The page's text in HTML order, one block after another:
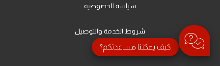
كيف يمكننا مساعدتكم؟
سياسة الخصوصية
شروط الخدمة والتوصيل